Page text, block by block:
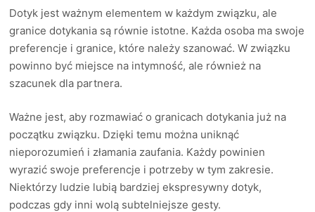
Dotyk jest ważnym elementem w każdym związku, ale
granice dotykania są równie istotne. Każda osoba ma swoje
preferencje i granice, które należy szanować. W związku
powinno być miejsce na intymność, ale również na
szacunek dla partnera.
Ważne jest, aby rozmawiać o granicach dotykania już na
początku związku. Dzięki temu można uniknąć
nieporozumień i złamania zaufania. Każdy powinien
wyrazić swoje preferencje i potrzeby w tym zakresie.
Niektórzy ludzie lubią bardziej ekspresywny dotyk,
podczas gdy inni wolą subtelniejsze gesty.